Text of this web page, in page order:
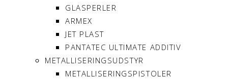
GLASPERLER
ARMEX
JET PLAST
PANTATEC ULTIMATE ADDITIV
METALLISERINGSUDSTYR
METALLISERINGSPISTOLER